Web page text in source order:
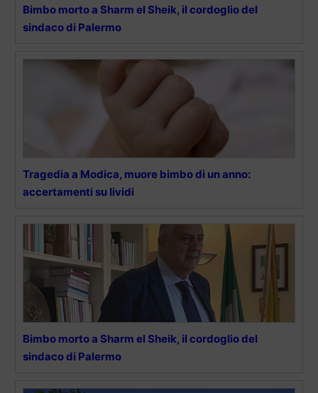
Bimbo morto a Sharm el Sheik, il cordoglio del
sindaco di Palermo
Tragedia a Modica, muore bimbo di un anno:
accertamenti su lividi
Bimbo morto a Sharm el Sheik, il cordoglio del
sindaco di Palermo